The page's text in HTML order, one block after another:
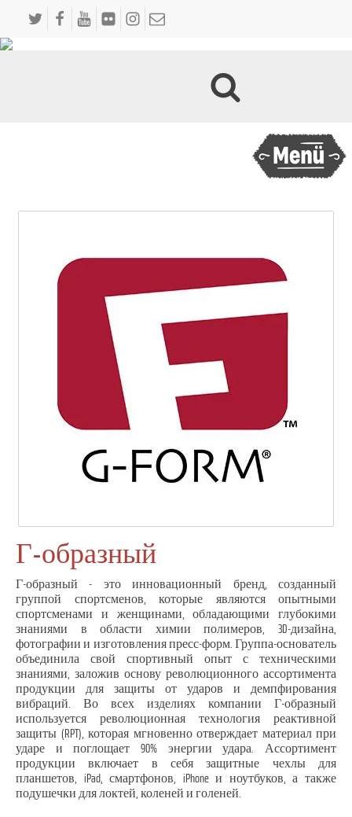
Г-образный
Г-образный - это инновационный бренд, созданный
группой спортсменов, которые являются опытными
спортсменами и женщинами, обладающими глубокими
знаниями в области химии полимеров, 3D-дизайна,
фотографии и изготовления пресс-форм. Группа-основатель
объединила свой спортивный опыт с техническими
знаниями, заложив основу революционного ассортимента
продукции для защиты от ударов и демпфирования
вибраций. Во всех изделиях компании Г-образный
используется революционная технология реактивной
защиты (RPT), которая мгновенно отверждает материал при
ударе и поглощает 90% энергии удара. Ассортимент
продукции включает в себя защитные чехлы для
планшетов, iPad, смартфонов, iPhone и ноутбуков, а также
подушечки для локтей, коленей и голеней.